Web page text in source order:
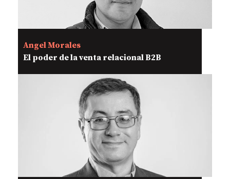
Angel Morales
El poder de la venta relacional B2B